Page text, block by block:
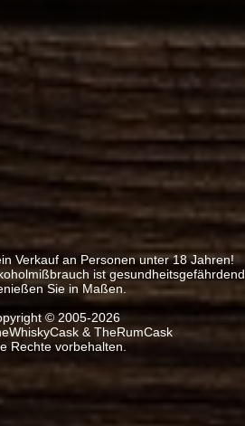
Verkauf an Personen unter 18 Jahren!
ist gesundheitsgefährdend.
Sie in Maßen.
© 2005-2026
& TheRumCask
Rechte vorbehalten.